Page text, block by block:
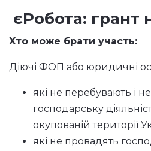
єРобота: грант
Хто може брати участь:
Діючі ФОП або юридичні
які не перебувають і
господарську
окупованій території
які не провадять